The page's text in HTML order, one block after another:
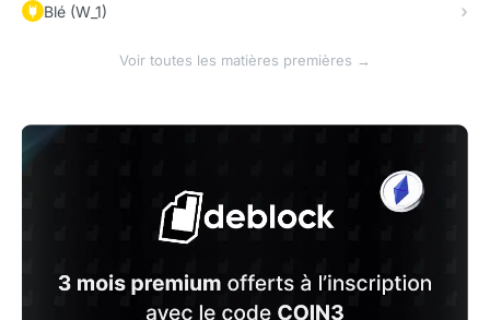
Blé (W_1)
Voir toutes les matières premières →